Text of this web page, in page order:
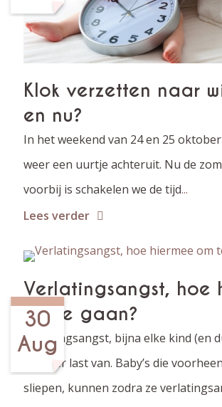
Klok verzetten naar
en nu?
In het weekend van 24 en 25
weer een uurtje achteruit. Nu de
voorbij is schakelen we de tijd...
Lees verder
30
Aug
Verlatingsangst, hoe
om te gaan?
Verlatingsangst, bijna elke kind (en
heeft er last van. Baby’s die
sliepen, kunnen zodra ze